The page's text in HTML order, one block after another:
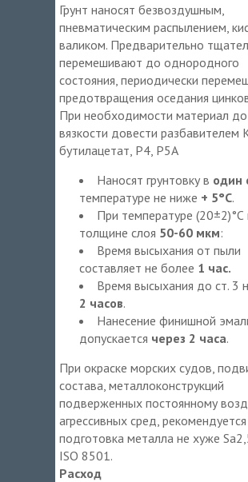
Грунт наносят безвоздушным,
пневматическим распылением,
валиком. Предварительно
перемешивают до однородного
состояния, периодически
предотвращения оседания
При необходимости материал
вязкости довести разбавителем
бутилацетат, Р4, Р5А
Наносят грунтовку в один
температуре не ниже + 5°С.
При температуре (20±2)°С
толщине слоя 50-60 мкм:
Время высыхания от пыли
составляет не более 1 час.
Время высыхания до ст. 3
2 часов.
Нанесение финишной
допускается через 2 часа.
При окраске морских судов,
состава, металлоконструкций
подверженных постоянному
агрессивных сред, рекомендуется
подготовка металла не хуже
ISO 8501.
Расход